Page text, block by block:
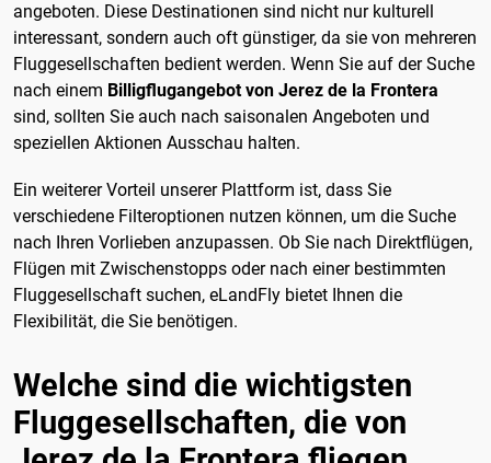
angeboten. Diese Destinationen sind nicht nur kulturell
interessant, sondern auch oft günstiger, da sie von mehreren
Fluggesellschaften bedient werden. Wenn Sie auf der Suche
nach einem Billigflugangebot von Jerez de la Frontera
sind, sollten Sie auch nach saisonalen Angeboten und
speziellen Aktionen Ausschau halten.
Ein weiterer Vorteil unserer Plattform ist, dass Sie
verschiedene Filteroptionen nutzen können, um die Suche
nach Ihren Vorlieben anzupassen. Ob Sie nach Direktflügen,
Flügen mit Zwischenstopps oder nach einer bestimmten
Fluggesellschaft suchen, eLandFly bietet Ihnen die
Flexibilität, die Sie benötigen.
Welche sind die wichtigsten
Fluggesellschaften, die von